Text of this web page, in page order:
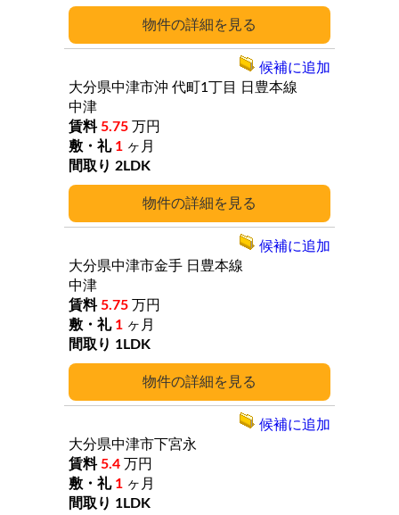
詳細
詳細
大分県中津市沖 代町1丁目
日豊本線
中津
5.75 万円
1 ヶ月
2LDK
候補に追加
詳細
大分県中津市金手 日豊本線
中津
5.75 万円
1 ヶ月
1LDK
候補に追加
大分県中津市下宮永
5.4 万円
1 ヶ月
1LDK
候補に追加